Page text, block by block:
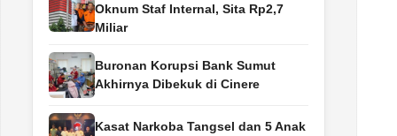
Oknum Staf Internal, Sita Rp2,7
Miliar
Buronan Korupsi Bank Sumut
Akhirnya Dibekuk di Cinere
Kasat Narkoba Tangsel dan 5 Anak